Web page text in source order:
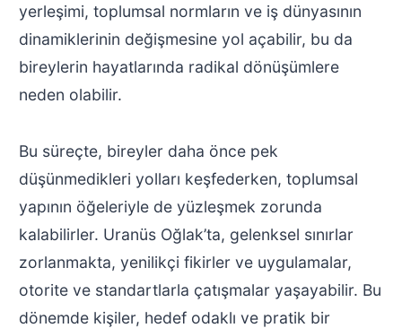
yerleşimi, toplumsal normların ve iş dünyasının
dinamiklerinin değişmesine yol açabilir, bu da
bireylerin hayatlarında radikal dönüşümlere
neden olabilir.
Bu süreçte, bireyler daha önce pek
düşünmedikleri yolları keşfederken, toplumsal
yapının öğeleriyle de yüzleşmek zorunda
kalabilirler. Uranüs Oğlak’ta, gelenksel sınırlar
zorlanmakta, yenilikçi fikirler ve uygulamalar,
otorite ve standartlarla çatışmalar yaşayabilir. Bu
dönemde kişiler, hedef odaklı ve pratik bir